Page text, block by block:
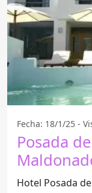
Fecha: 18/1/25 -
Posada
Hotel Posada de